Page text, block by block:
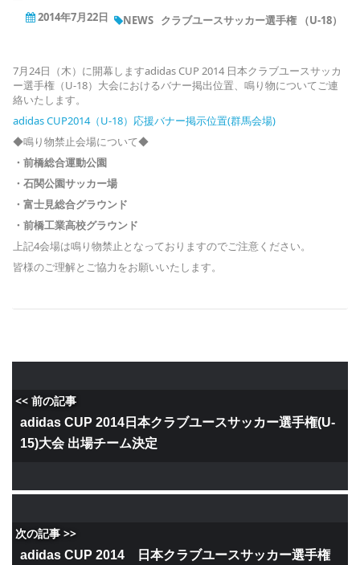
2014年7月22日 NEWS クラブユースサッカー選手権 （U-18）
7月24日（木）に開幕しますadidas CUP 2014 日本クラブユースサッカ
ー選手権（U-18）大会におけるバナー掲出位置、鳴り物についてご連
絡いたします。
adidas CUP2014（U-18）応援バナー掲示位置(群馬会場)
◆鳴り物禁止会場について◆
・前橋総合運動公園
・石関公園サッカー場
・富士見総合グラウンド
・前橋工業高校グラウンド
上記4会場は鳴り物禁止となっておりますのでご注意ください。
皆様のご理解とご協力をお願いいたします。
<< 前の記事
adidas CUP 2014日本クラブユースサッカー選手権(U-
15)大会 出場チーム決定
次の記事 >>
adidas CUP 2014 日本クラブユースサッカー選手権